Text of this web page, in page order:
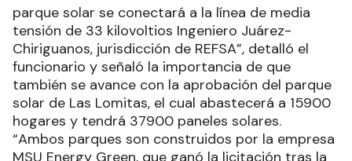
parque solar se conectará a la línea de media
tensión de 33 kilovoltios Ingeniero Juárez-
Chiriguanos, jurisdicción de REFSA”, detalló el
funcionario y señaló la importancia de que
también se avance con la aprobación del parque
solar de Las Lomitas, el cual abastecerá a 15900
hogares y tendrá 37900 paneles solares.
“Ambos parques son construidos por la empresa
MSU Energy Green, que ganó la licitación tras la